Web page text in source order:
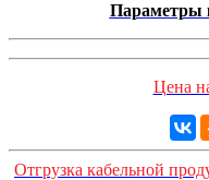
Параметры
Цена
Отгрузка кабельной